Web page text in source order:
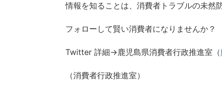
情報を知ることは、消費者トラブルの未然
フォローして賢い消費者になりませんか？
Twitter 詳細→鹿児島県消費者行政推進室（
（消費者行政推進室）